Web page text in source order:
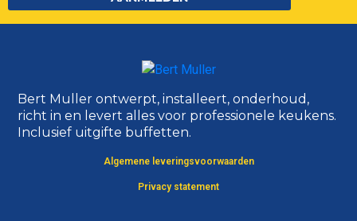
Bert Muller ontwerpt, installeert, onderhoud,
richt in en levert alles voor professionele keukens.
Inclusief uitgifte buffetten.
Algemene leveringsvoorwaarden
Privacy statement